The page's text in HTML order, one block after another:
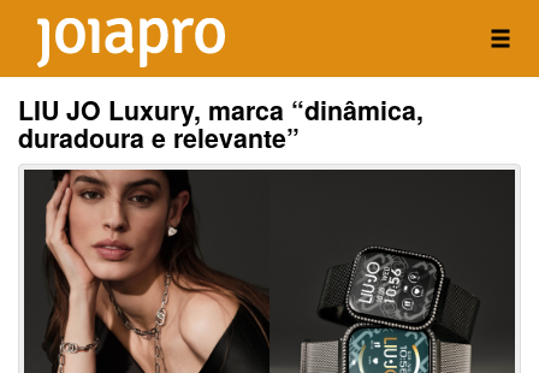
LIU JO Luxury, marca “dinâmica,
duradoura e relevante”